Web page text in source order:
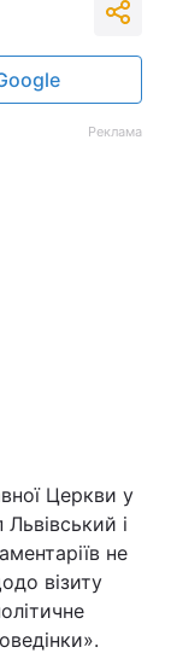
Реклама
Церкви у
і
не
візиту